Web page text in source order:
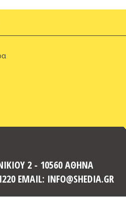
2 - 10560 ΑΘΗΝΑ
EMAIL: INFO@SHEDIA.GR